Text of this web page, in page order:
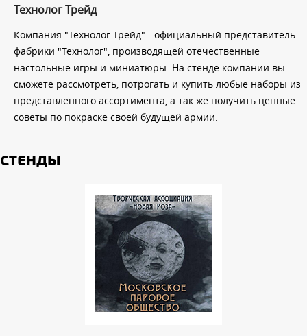
Технолог Трейд
Компания "Технолог Трейд" - официальный представитель
фабрики "Технолог", производящей отечественные
настольные игры и миниатюры. На стенде компании вы
сможете рассмотреть, потрогать и купить любые наборы из
представленного ассортимента, а так же получить ценные
советы по покраске своей будущей армии.
СТЕНДЫ